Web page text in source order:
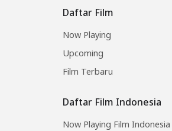
Daftar Film
Now Playing
Upcoming
Film Terbaru
Daftar Film Indonesia
Now Playing Film Indonesia